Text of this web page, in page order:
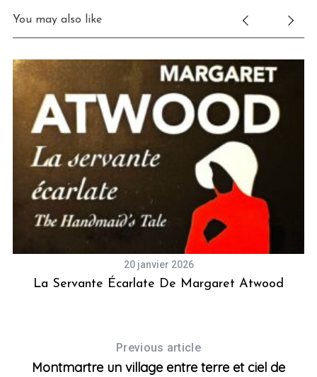
You may also like
20 janvier 2026
La Servante Écarlate De Margaret Atwood
Previous article
Montmartre un village entre terre et ciel de